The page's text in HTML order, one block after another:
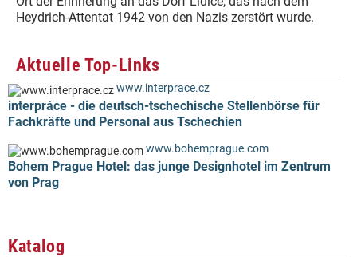
Heydrich-Attentat 1942 von den Nazis zerstört wurde.
Aktuelle Top-Links
www.interprace.cz
interpráce - die deutsch-tschechische Stellenbörse für
Fachkräfte und Personal aus Tschechien
www.bohemprague.com
Bohem Prague Hotel: das junge Designhotel im Zentrum
von Prag
Katalog